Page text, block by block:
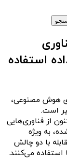
استفاده
هوش مصنوعی،
است.
از فناوری‌هایی
به ویژه
مقابله با دو چالش
استفاده می‌کنند.